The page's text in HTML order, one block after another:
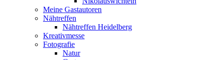
Meine Gastautoren
Nähtreffen
Nähtreffen Heidelberg
Kreativmesse
Fotografie
Natur